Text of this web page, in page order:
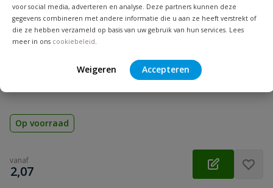
voor social media, adverteren en analyse. Deze partners kunnen deze
gegevens combineren met andere informatie die u aan ze heeft verstrekt of
die ze hebben verzameld op basis van uw gebruik van hun services. Lees
meer in ons cookiebeleid
Weigeren Accepteren
Beoordeling versturen
Diameter: 60 & 80 mm | Kleur: grijs
Op voorraad
vanaf
€
2,07